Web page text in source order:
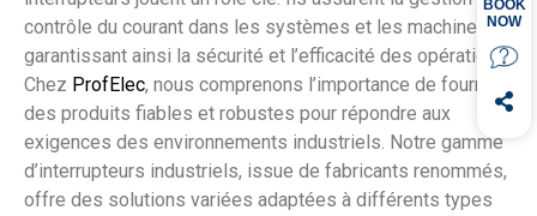
contrôle du courant dans les systèmes et les machines,
garantissant ainsi la sécurité et l’efficacité des opérations.
Chez ProfElec, nous comprenons l’importance de fournir
des produits fiables et robustes pour répondre aux
exigences des environnements industriels. Notre gamme
d’interrupteurs industriels, issue de fabricants renommés,
offre des solutions variées adaptées à différents types